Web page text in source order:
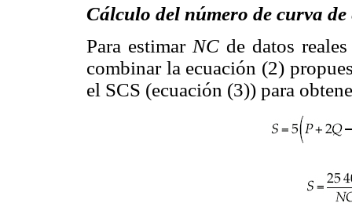
Cálculo del número de curva
Para estimar NCde datos
combinar la ecuación (2)
el SCS (ecuación (3)) para